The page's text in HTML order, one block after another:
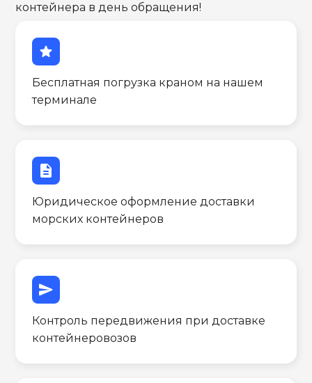
контейнера в день обращения!
star
Бесплатная погрузка краном на нашем
терминале
description
Юридическое оформление доставки
морских контейнеров
send
Контроль передвижения при доставке
контейнеровозов